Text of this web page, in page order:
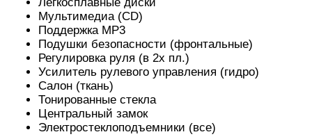
Мультимедиа (CD)
Поддержка MP3
Подушки безопасности (фронтальные)
Регулировка руля (в 2х пл.)
Усилитель рулевого управления (гидро)
Салон (ткань)
Тонированные стекла
Центральный замок
Электростеклоподъемники (все)